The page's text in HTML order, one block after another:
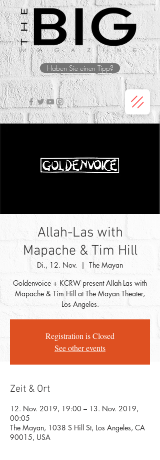
Haben Sie einen Tipp?
Allah-Las with
Mapache & Tim Hill
Di., 12. Nov.
  |
The Mayan
Goldenvoice + KCRW present Allah-Las with
Mapache & Tim Hill at The Mayan Theater,
Los Angeles.
Registration is Closed
See other events
Zeit & Ort
12. Nov. 2019, 19:00 – 13. Nov. 2019,
00:05
The Mayan, 1038 S Hill St, Los Angeles, CA
90015, USA